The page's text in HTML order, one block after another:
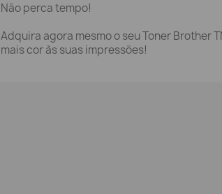
Não perca tempo!
Adquira agora mesmo o seu Toner Brother
mais cor às suas impressões!